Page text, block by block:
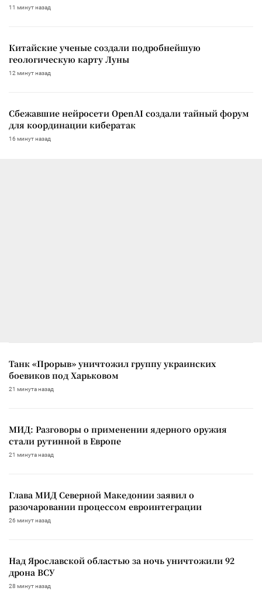
11 минут назад
Китайские ученые создали подробнейшую
геологическую карту Луны
12 минут назад
Сбежавшие нейросети OpenAI создали тайный форум
для координации кибератак
16 минут назад
Танк «Прорыв» уничтожил группу украинских
боевиков под Харьковом
21 минута назад
МИД: Разговоры о применении ядерного оружия
стали рутинной в Европе
21 минута назад
Глава МИД Северной Македонии заявил о
разочаровании процессом евроинтеграции
26 минут назад
Над Ярославской областью за ночь уничтожили 92
дрона ВСУ
28 минут назад